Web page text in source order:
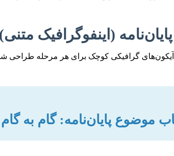
گرافیکی کوچک برای هر مرحله طراحی
موضوع پایان‌نامه: گام به